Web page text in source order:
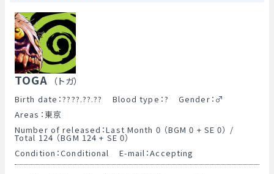
TOGA （トガ）
Birth date：????.??.?? Blood type：? Gender： ♂
Areas：東京
Number of released：Last Month 0 （BGM 0 + SE 0） /
Total 124 （BGM 124 + SE 0）
Condition：Conditional
E-mail：Accepting